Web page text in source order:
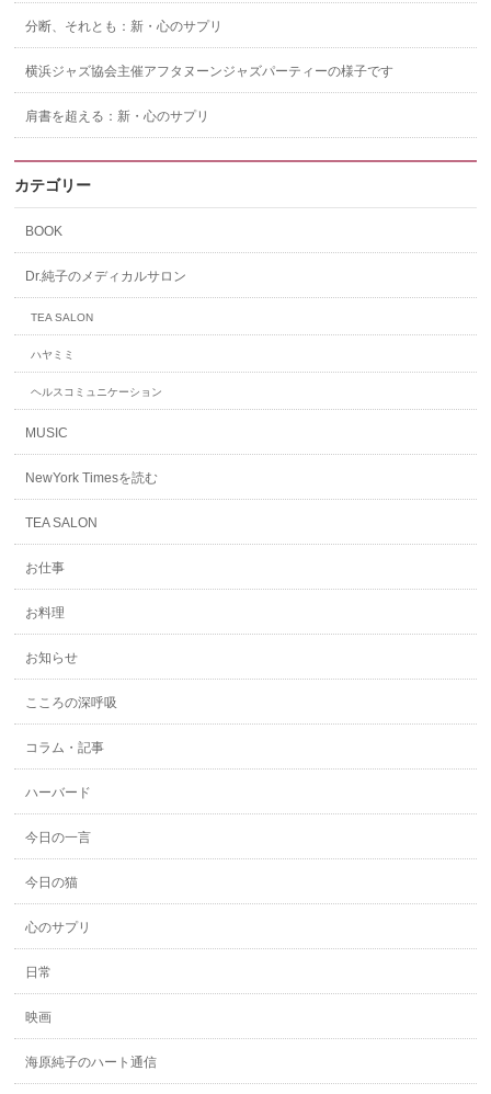
分断、それとも：新・心のサプリ
横浜ジャズ協会主催アフタヌーンジャズパーティーの様子です
肩書を超える：新・心のサプリ
カテゴリー
BOOK
Dr.純子のメディカルサロン
TEA SALON
ハヤミミ
ヘルスコミュニケーション
MUSIC
NewYork Timesを読む
TEA SALON
お仕事
お料理
お知らせ
こころの深呼吸
コラム・記事
ハーバード
今日の一言
今日の猫
心のサプリ
日常
映画
海原純子のハート通信